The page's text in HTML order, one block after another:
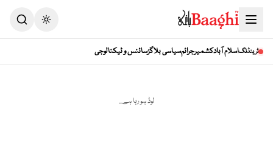
ٹرینڈنگاسلام آبادکشمیرجرائمسیاسی بلاگزسائنس و ٹیکنالوجی
لوڈ ہو رہا ہے...